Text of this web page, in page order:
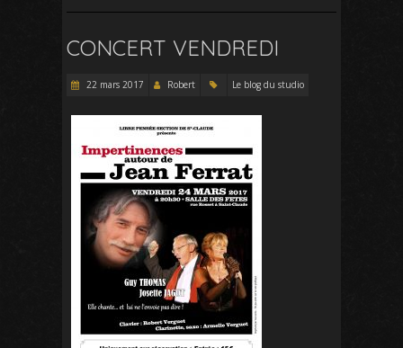
CONCERT VENDREDI
22 mars 2017 Robert Le blog du studio